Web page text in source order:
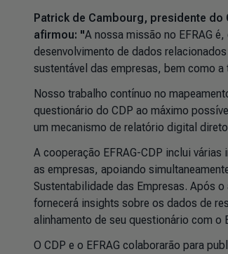
Patrick de Cambourg, presidente do
afirmou: "A nossa missão no EFRAG
desenvolvimento de dados
sustentável das empresas, bem como
Nosso trabalho contínuo no
questionário do CDP ao máximo
um mecanismo de relatório digital
A cooperação EFRAG-CDP inclui
as empresas, apoiando
Sustentabilidade das Empresas. Após
fornecerá insights sobre os dados de
alinhamento de seu questionário com o
O CDP e o EFRAG colaborarão para